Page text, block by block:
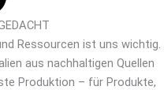
Ressourcen ist uns wichtig.
aus nachhaltigen Quellen
Produktion – für Produkte,